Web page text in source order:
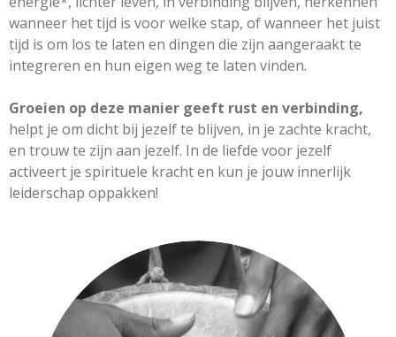
wanneer het tijd is voor welke stap, of wanneer het juist
tijd is om los te laten en dingen die zijn aangeraakt te
integreren en hun eigen weg te laten vinden.
Groeien op deze manier geeft rust en verbinding,
helpt je om dicht bij jezelf te blijven, in je zachte kracht,
en trouw te zijn aan jezelf. In de liefde voor jezelf
activeert je spirituele kracht en kun je jouw innerlijk
leiderschap oppakken!